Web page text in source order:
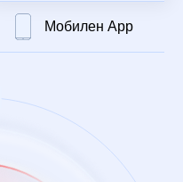
Мобилен App